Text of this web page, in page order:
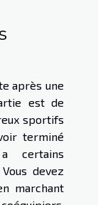
après une
est de
sportifs
terminé
certains
devez
marchant